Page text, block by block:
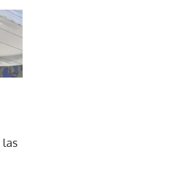
las